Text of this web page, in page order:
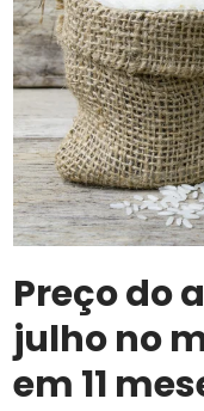
Preço do
julho no
em 11